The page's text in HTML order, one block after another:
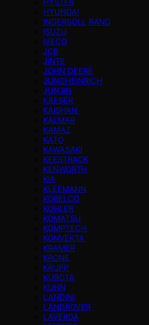
HYUNDAI
INGERSOLL RAND
ISUZU
IVECO
JCB
JİNTE
JOHN DEERE
JUNGHEINRICH
JUNJIN
KAESER
KAISHAN
KALMAR
KAMAZ
KATO
KAWASAKI
KEESTRACK
KENWORTH
KIA
KLEEMANN
KOBELCO
KOHLER
KOMATSU
KOMPTECH
KONVEKTA
KRAMER
KRONE
KRUPP
KUBOTA
KUHN
LANDINI
LANDROVER
LAVERDA